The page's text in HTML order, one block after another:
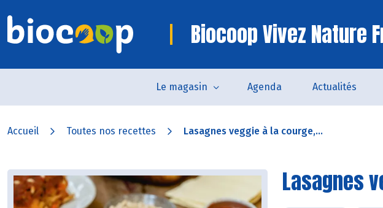
Biocoop Vivez Nature
Le magasin Agenda Actualités
Accueil Toutes nos recettes Lasagnes veggie à la courge,...
Lasagnes